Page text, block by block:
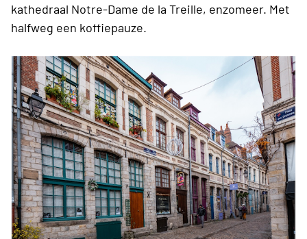
kathedraal Notre-Dame de la Treille, enzomeer. Met
halfweg een koffiepauze.